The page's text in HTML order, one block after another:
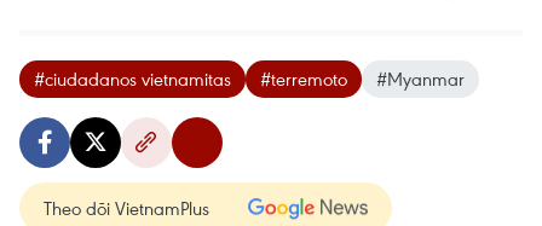
#ciudadanos vietnamitas #terremoto #Myanmar
Theo dõi VietnamPlus